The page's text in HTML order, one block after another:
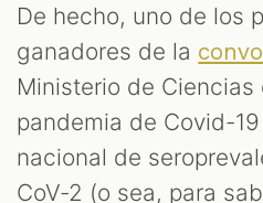
De hecho, uno de los
ganadores de la
Ministerio de
pandemia de Covid-
nacional de
CoV-2 (o sea, para